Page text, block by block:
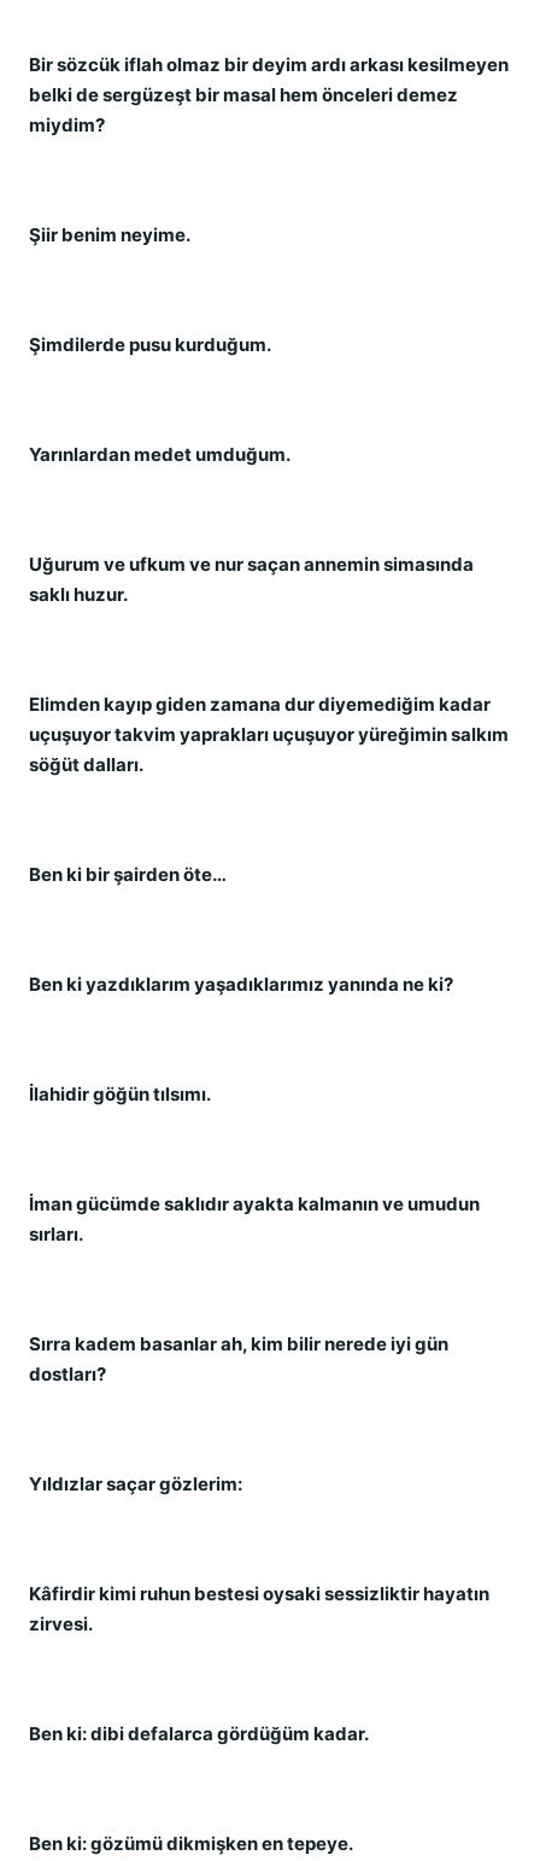
Bir sözcük iflah olmaz bir deyim ardı arkası kesilmeyen
belki de sergüzeşt bir masal hem önceleri demez
miydim?
Şiir benim neyime.
Şimdilerde pusu kurduğum.
Yarınlardan medet umduğum.
Uğurum ve ufkum ve nur saçan annemin simasında
saklı huzur.
Elimden kayıp giden zamana dur diyemediğim kadar
uçuşuyor takvim yaprakları uçuşuyor yüreğimin salkım
söğüt dalları.
Ben ki bir şairden öte…
Ben ki yazdıklarım yaşadıklarımız yanında ne ki?
İlahidir göğün tılsımı.
İman gücümde saklıdır ayakta kalmanın ve umudun
sırları.
Sırra kadem basanlar ah, kim bilir nerede iyi gün
dostları?
Yıldızlar saçar gözlerim:
Kâfirdir kimi ruhun bestesi oysaki sessizliktir hayatın
zirvesi.
Ben ki: dibi defalarca gördüğüm kadar.
Ben ki: gözümü dikmişken en tepeye.